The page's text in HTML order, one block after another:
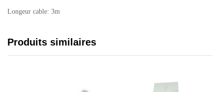
Longeur cable: 3m
Produits similaires